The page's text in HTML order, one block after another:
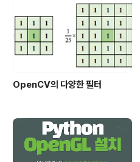
OpenCV의 다양한 필터